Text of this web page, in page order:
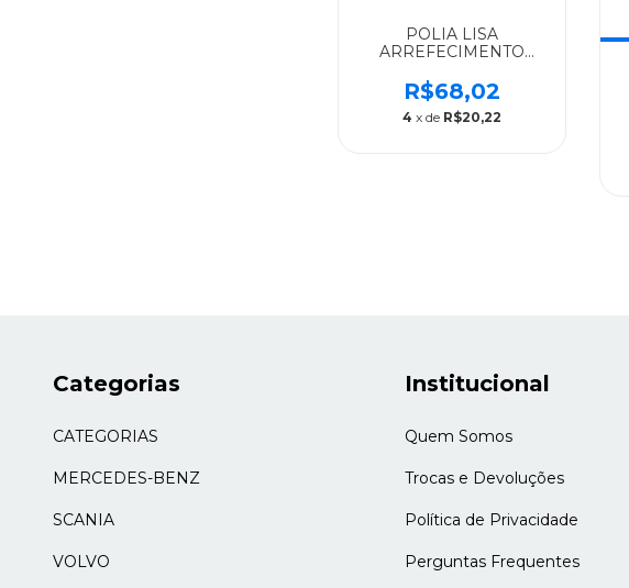
POLIA LISA
ARREFECIMENTO
SCANIA ALGOMAIS
TODOS S/4 E PGR -
1858885
R$68,02
4 x de R$20,22
Categorias
CATEGORIAS
MERCEDES-BENZ
SCANIA
VOLVO
Institucional
Quem Somos
Trocas e Devoluções
Política de Privacidade
Perguntas Frequentes